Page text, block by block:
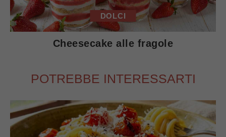
DOLCI
Cheesecake alle fragole
POTREBBE INTERESSARTI